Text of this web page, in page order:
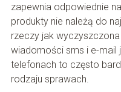
zapewnia odpowiednie
produkty nie należą do
rzeczy jak
wiadomości sms i e-mail
telefonach to często
rodzaju sprawach.